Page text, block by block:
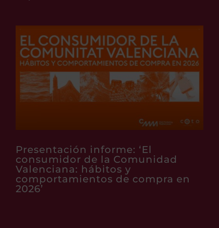
Presentación informe: ‘El
consumidor de la Comunidad
Valenciana: hábitos y
comportamientos de compra en
2026’